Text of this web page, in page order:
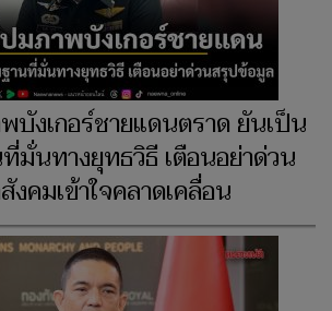
บังเกอร์ชายแดนตราด ยันเป็น
มั่นทางยุทธวิธี เตือนอย่าด่วน
คมเข้าใจคลาดเคลื่อน